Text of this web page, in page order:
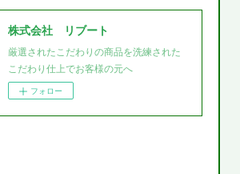
株式会社 リブート
厳選されたこだわりの商品を洗練された
こだわり仕上でお客様の元へ
フォロー